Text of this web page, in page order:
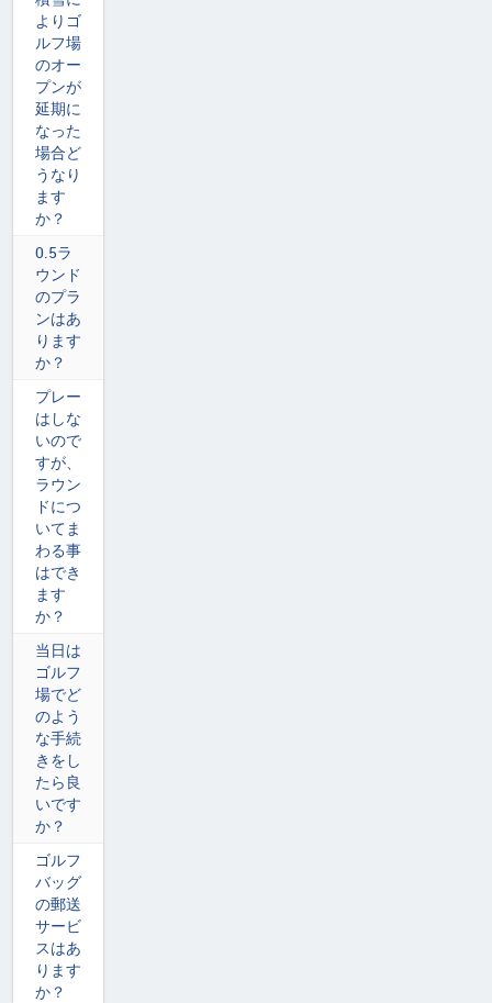
よりゴ
ルフ場
のオー
プンが
延期に
なった
場合ど
うなり
ます
か？
0.5ラ
ウンド
のプラ
ンはあ
ります
か？
プレー
はしな
いので
すが、
ラウン
ドにつ
いてま
わる事
はでき
ます
か？
当日は
ゴルフ
場でど
のよう
な手続
きをし
たら良
いです
か？
ゴルフ
バッグ
の郵送
サービ
スはあ
ります
か？